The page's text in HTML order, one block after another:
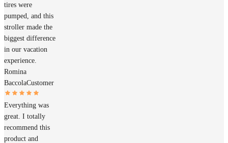
tires were
pumped, and this
stroller made the
biggest difference
in our vacation
experience.
Romina
BaccolaCustomer
Everything was
great. I totally
recommend this
product and